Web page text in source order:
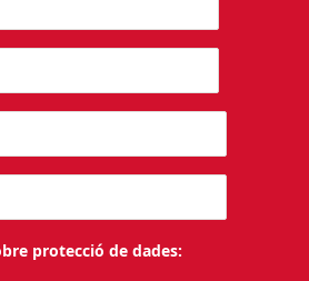
protecció de dades: